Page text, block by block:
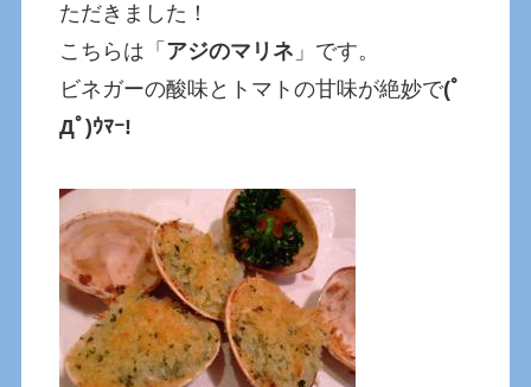
ただきました！
こちらは「 アジのマリネ 」です。
ビネガーの酸味とトマトの甘味が絶妙で(ﾟ
Дﾟ)ｳﾏｰ!